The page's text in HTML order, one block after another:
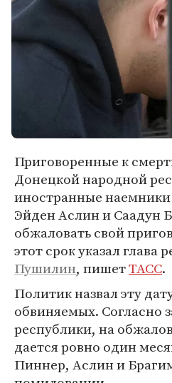
Приговоренные к
Донецкой народной
иностранные наемники
Эйден Аслин и Саадун
обжаловать свой
этот срок указал глава
Пушилин, пишетТАСС.
Политик назвал эту
обвиняемых. Согласно
республики, на
дается ровно один
Пиннер, Аслин и